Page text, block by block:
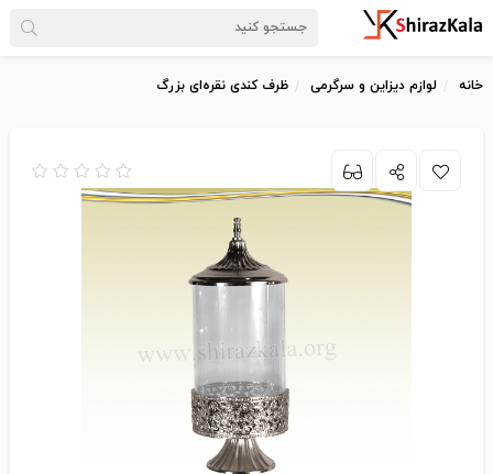
خانه لوازم دیزاین و سرگرمی ظرف کندی نقره‌ای بزرگ